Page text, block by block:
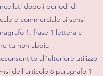
dopo i periodi di
e commerciale ai sensi
1, frase 1 lettera c
tu non abbia
all'ulteriore utilizzo
dell'articolo 6 paragrafo 1